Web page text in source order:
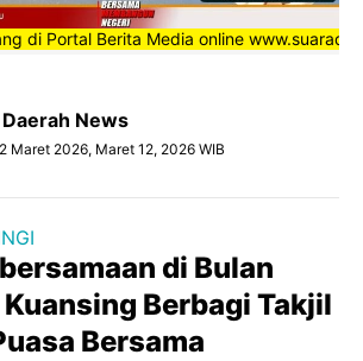
di Portal Berita Media online
News
Maret 2026, Maret 12, 2026 WIB
di Bulan
Kuansing Berbagi Takjil
Bersama